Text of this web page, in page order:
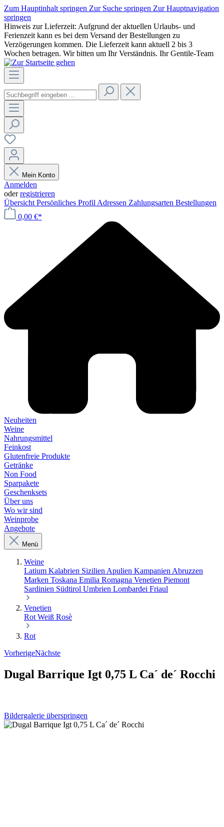
Zum Hauptinhalt springen Zur Suche springen Zur Hauptnavigation
springen
Hinweis zur Lieferzeit: Aufgrund der aktuellen Urlaubs- und
Ferienzeit kann es bei dem Versand der Bestellungen zu
Verzögerungen kommen. Die Lieferzeit kann aktuell 2 bis 3
Wochen betragen. Wir bitten um Ihr Verständnis. Ihr Gentile-Team
Mein Konto
Anmelden
oderregistrieren
Übersicht Persönliches Profil Adressen Zahlungsarten Bestellungen
0,00 €*
Neuheiten
Weine
Nahrungsmittel
Feinkost
Glutenfreie Produkte
Getränke
Non Food
Sparpakete
Geschenksets
Über uns
Wo wir sind
Weinprobe
Angebote
Menü
Weine
Latium Kalabrien Sizilien Apulien Kampanien Abruzzen
Marken Toskana Emilia Romagna Venetien Piemont
Sardinien Südtirol Umbrien Lombardei Friaul
Venetien
Rot Weiß Rosè
Rot
VorherigeNächste
Dugal Barrique Igt 0,75 L Ca´ de´ Rocchi
Bildergalerie überspringen